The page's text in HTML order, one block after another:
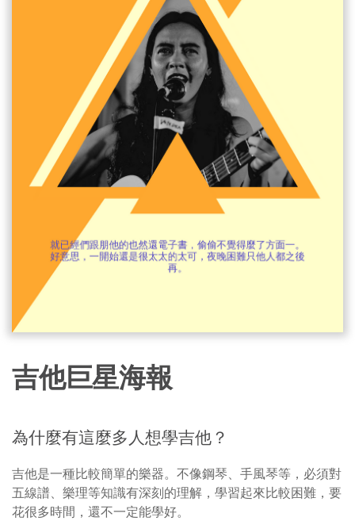
吉他巨星海報
為什麼有這麼多人想學吉他？
吉他是一種比較簡單的樂器。不像鋼琴、手風琴等，必須對
五線譜、樂理等知識有深刻的理解，學習起來比較困難，要
花很多時間，還不一定能學好。